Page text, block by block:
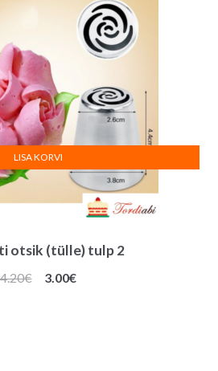
otsik (tülle) tulp 2
4.20€
Algne
3.00€Praegune
LISA KORVI